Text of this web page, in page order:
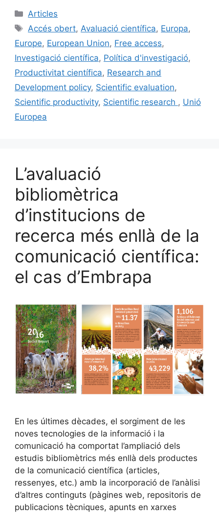
c
e
b
o
o
k
ai
l
s
k
y
e
dI
n
p
ar
te
ix
Categories
Articles
Etiquetes
Accés obert, Avaluació científica, Europa,
Europe, European Union, Free access,
Investigació científica, Política d'investigació,
Productivitat científica, Research and
Development policy, Scientific evaluation,
Scientific productivity, Scientific research , Unió
Europea
L’avaluació
bibliomètrica
d’institucions de
recerca més enllà de la
comunicació científica:
el cas d’Embrapa
En les últimes dècades, el sorgiment de les
noves tecnologies de la informació i la
comunicació ha comportat l’ampliació dels
estudis bibliomètrics més enllà dels productes
de la comunicació científica (articles,
ressenyes, etc.) amb la incorporació de l’anàlisi
d’altres continguts (pàgines web, repositoris de
publicacions tècniques, apunts en xarxes